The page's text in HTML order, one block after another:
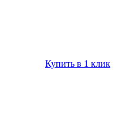
Купить в 1 клик